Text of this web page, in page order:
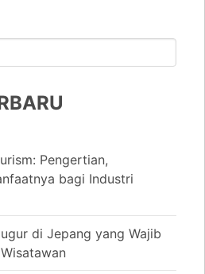
Pengertian,
bagi Industri
di Jepang yang Wajib